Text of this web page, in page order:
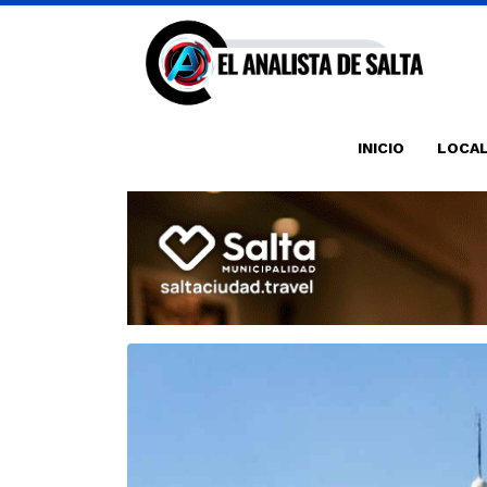
INICIO